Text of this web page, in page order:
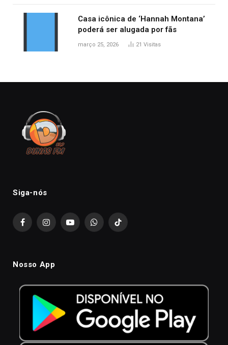
Casa icônica de ‘Hannah Montana’
poderá ser alugada por fãs
março 25, 2026 21 Visitas
Siga-nós
FacebookInstagramYouTubeWhatsAppTikTok
Nosso App